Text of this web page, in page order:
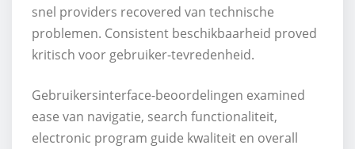
snel providers recovered van technische
problemen. Consistent beschikbaarheid proved
kritisch voor gebruiker-tevredenheid.
Gebruikersinterface-beoordelingen examined
ease van navigatie, search functionaliteit,
electronic program guide kwaliteit en overall